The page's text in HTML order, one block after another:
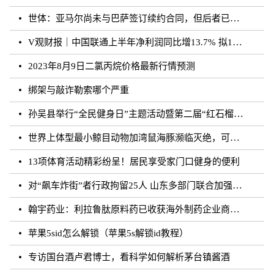
世体：亚马尔尚未与巴萨签订续约合同，但后者已得到门德斯承诺
V观财报｜中国联通上半年净利润同比增13.7% 拟10派0.796元
2023年8月9日二氯丙烷价格最新行情预测
绑架与敲诈勒索哪个严重
孙吴县举行“全民健身日”主题活动暨第二届“红石榴杯”羽毛球比赛
世界上体型最小鲸目动物加湾鼠海豚濒临灭绝，可能仅剩10至13头
13项体育活动精彩纷呈！居民享受家门口健身的便利
对“飙车炸街”者行政拘留25人 山东多部门联合加强噪声污染防治工作
翰宇药业：利拉鲁肽原料药已收获海外制药企业商业批订单
苹果5sid怎么解锁（苹果5s解锁id教程）
专访国台酒卢君博士，看科学如何解析茅台镇酱酒